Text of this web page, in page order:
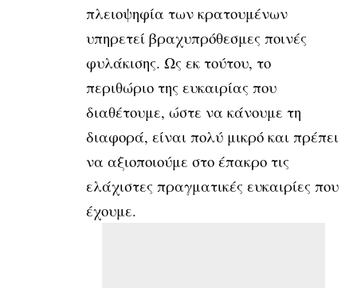
πλειοψηφία των κρατουμένων
υπηρετεί βραχυπρόθεσμες ποινές
φυλάκισης. Ως εκ τούτου, το
περιθώριο της ευκαιρίας που
διαθέτουμε, ώστε να κάνουμε τη
διαφορά, είναι πολύ μικρό και πρέπει
να αξιοποιούμε στο έπακρο τις
ελάχιστες πραγματικές ευκαιρίες που
έχουμε.